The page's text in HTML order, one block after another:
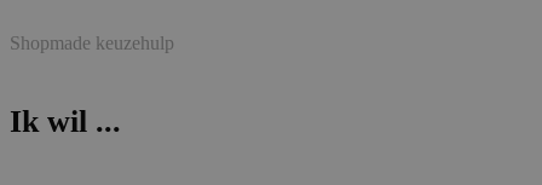
Shopmade keuzehulp
Ik wil ...